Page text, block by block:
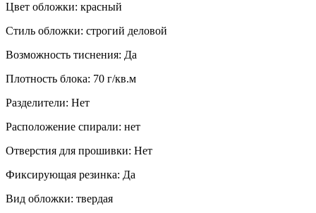
Цвет обложки: красный
Стиль обложки: строгий деловой
Возможность тиснения: Да
Плотность блока: 70 г/кв.м
Разделители: Нет
Расположение спирали: нет
Отверстия для прошивки: Нет
Фиксирующая резинка: Да
Вид обложки: твердая